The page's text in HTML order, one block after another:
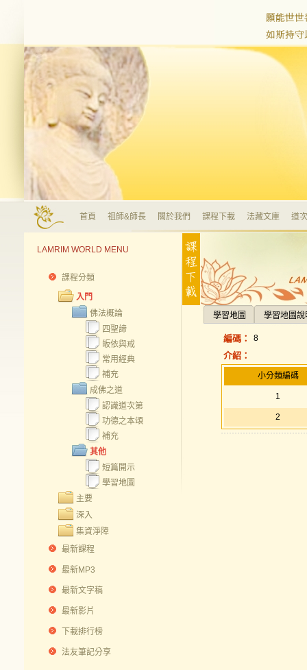
首頁 祖師&師長 關於我們 課程下載 法藏文庫 道
LAMRIM WORLD MENU
課程分類
入門
佛法概論
四聖諦
皈依與戒
常用經典
補充
成佛之道
認識道次第
功德之本頌
補充
其他
短篇開示
學習地圖
主要
深入
集資淨障
最新課程
最新MP3
最新文字稿
最新影片
下載排行榜
法友筆記分享
學習地圖 學習地圖說
編碼： 8
介紹：
小分類編碼
1
2